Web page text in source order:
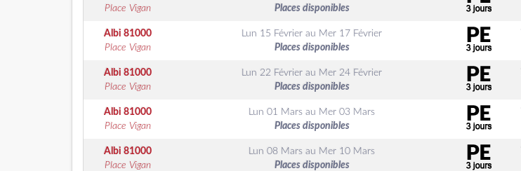
Place Vigan
Places disponibles
Albi 81000
Place Vigan
Lun 15 Février au Mer 17 Février
Places disponibles
Albi 81000
Place Vigan
Lun 22 Février au Mer 24 Février
Places disponibles
Albi 81000
Place Vigan
Lun 01 Mars au Mer 03 Mars
Places disponibles
Albi 81000
Place Vigan
Lun 08 Mars au Mer 10 Mars
Places disponibles